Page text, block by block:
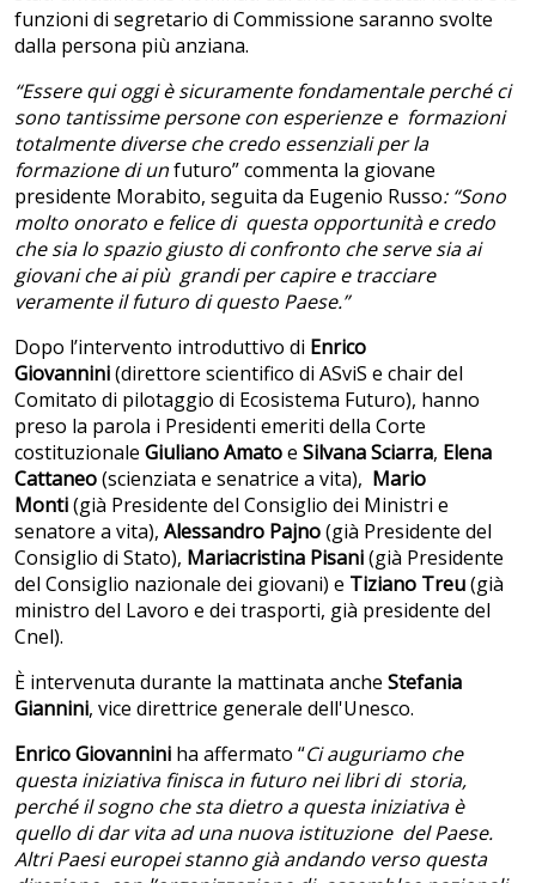
funzioni di segretario di Commissione saranno svolte
dalla persona più anziana.
“Essere qui oggi è sicuramente fondamentale perché ci
sono tantissime persone con esperienze e formazioni
totalmente diverse che credo essenziali per la
formazione di unfuturo” commenta la giovane
presidente Morabito, seguita da Eugenio Russo: “Sono
molto onorato e felice di questa opportunità e credo
che sia lo spazio giusto di confronto che serve sia ai
giovani che ai più grandi per capire e tracciare
veramente il futuro di questo Paese.”
Dopo l’intervento introduttivo di Enrico
Giovannini(direttore scientifico di ASviS e chair del
Comitato di pilotaggio di Ecosistema Futuro), hanno
preso la parola i Presidenti emeriti della Corte
costituzionale Giuliano Amatoe Silvana Sciarra, Elena
Cattaneo(scienziata e senatrice a vita), Mario
Monti(già Presidente del Consiglio dei Ministri e
senatore a vita), Alessandro Pajno(già Presidente del
Consiglio di Stato), Mariacristina Pisani(già Presidente
del Consiglio nazionale dei giovani) e Tiziano Treu(già
ministro del Lavoro e dei trasporti, già presidente del
Cnel).
È intervenuta durante la mattinata anche Stefania
Giannini, vice direttrice generale dell'Unesco.
Enrico Giovannini ha affermato “Ci auguriamo che
questa iniziativa finisca in futuro nei libri di storia,
perché il sogno che sta dietro a questa iniziativa è
quello di dar vita ad una nuova istituzione del Paese.
Altri Paesi europei stanno già andando verso questa